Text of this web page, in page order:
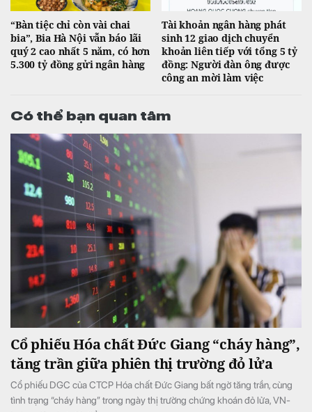
“Bàn tiệc chỉ còn vài chai
bia”, Bia Hà Nội vẫn báo lãi
quý 2 cao nhất 5 năm, có hơn
5.300 tỷ đồng gửi ngân hàng
Tài khoản ngân hàng phát
sinh 12 giao dịch chuyển
khoản liên tiếp với tổng 5 tỷ
đồng: Người đàn ông được
công an mời làm việc
Có thể bạn quan tâm
Cổ phiếu Hóa chất Đức Giang “cháy hàng”,
tăng trần giữa phiên thị trường đỏ lửa
Cổ phiếu DGC của CTCP Hóa chất Đức Giang bất ngờ tăng trần, cùng
tình trạng “cháy hàng” trong ngày thị trường chứng khoán đỏ lửa, VN-